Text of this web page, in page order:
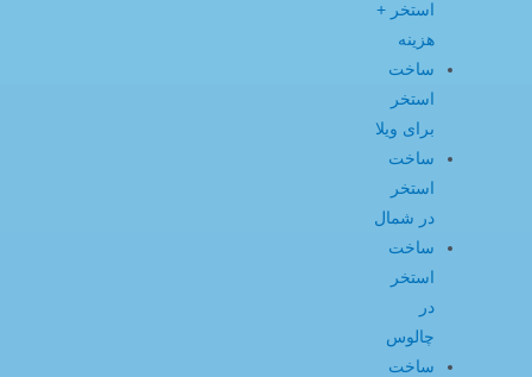
استخر +
هزینه
ساخت
استخر
برای ویلا
ساخت
استخر
در شمال
ساخت
استخر
در
چالوس
ساخت